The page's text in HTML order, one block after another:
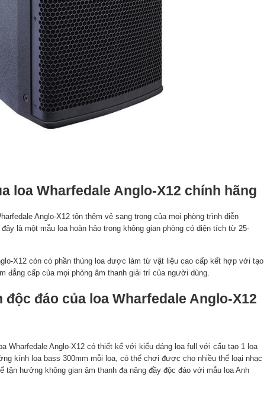
loa Wharfedale Anglo-X12 chính hãng
Anglo-X12 tôn thêm vẻ sang trọng của mọi phòng trình diễn
là một mẫu loa hoàn hảo trong không gian phòng có diện tích từ 25-
X12 còn có phần thùng loa được làm từ vật liệu cao cấp kết hợp với tạo
đẳng cấp của mọi phòng âm thanh giải trí của người dùng.
độc đáo của loa Wharfedale Anglo-X12
Wharfedale Anglo-X12 có thiết kế với kiểu dáng loa full với cấu tạo 1 loa
kính loa bass 300mm mỗi loa, có thể chơi được cho nhiều thể loại nhạc
tận hưởng không gian âm thanh đa năng đầy độc đáo với mẫu loa Anh